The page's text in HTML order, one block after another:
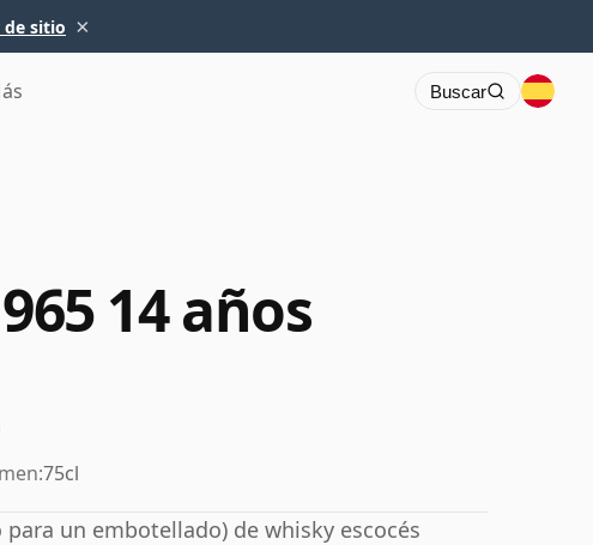
de sitio ×
Buscar
14 años
75cl
un embotellado) de whisky escocés